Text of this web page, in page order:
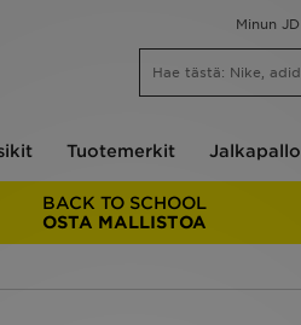
Minun JD
Tuotemerkit Jalkapallo
BACK TO SCHOOL
OSTA MALLISTOA